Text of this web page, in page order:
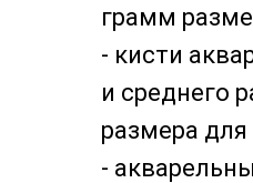
грамм
- кисти
и среднего
размера
-